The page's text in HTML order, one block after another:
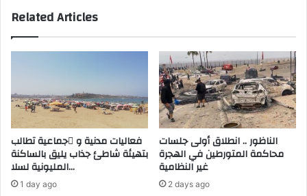
ش
ل
غ
ر
ب
.
ت
ي
.
ط
ل
Related Articles
فعاليات مدنية و َجماعية تطالب
بتهيئة شاطئ جذاب يليق بالساكنة
المليونية لسلا…
1 day ago
الناظور .. انطلاق أولى جلسات
محاكمة المتورطين في الهجرة
غير النظامية
2 days ago